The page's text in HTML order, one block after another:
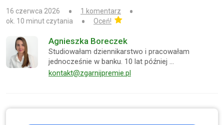
16 czerwca 2026
1 komentarz
ok. 10 minut czytania
Oceń!
Agnieszka Boreczek
Studiowałam dziennikarstwo i pracowałam
jednocześnie w banku. 10 lat później …
kontakt@zgarnijpremie.pl